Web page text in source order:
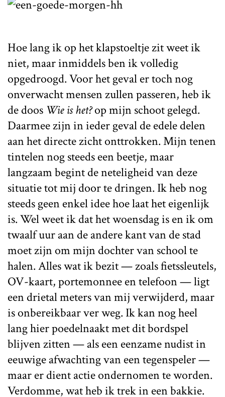
Hoe lang ik op het klapstoeltje zit weet ik
niet, maar inmiddels ben ik volledig
opgedroogd. Voor het geval er toch nog
onverwacht mensen zullen passeren, heb ik
de doos Wie is het?op mijn schoot gelegd.
Daarmee zijn in ieder geval de edele delen
aan het directe zicht onttrokken. Mijn tenen
tintelen nog steeds een beetje, maar
langzaam begint de neteligheid van deze
situatie tot mij door te dringen. Ik heb nog
steeds geen enkel idee hoe laat het eigenlijk
is. Wel weet ik dat het woensdag is en ik om
twaalf uur aan de andere kant van de stad
moet zijn om mijn dochter van school te
halen. Alles wat ik bezit — zoals fietssleutels,
OV-kaart, portemonnee en telefoon — ligt
een drietal meters van mij verwijderd, maar
is onbereikbaar ver weg. Ik kan nog heel
lang hier poedelnaakt met dit bordspel
blijven zitten — als een eenzame nudist in
eeuwige afwachting van een tegenspeler —
maar er dient actie ondernomen te worden.
Verdomme, wat heb ik trek in een bakkie.